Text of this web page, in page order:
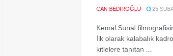
CAN BEDIROĞLU 25
Kemal Sunal
İlk olarak kalabalık
kitlelere tanıtan ...